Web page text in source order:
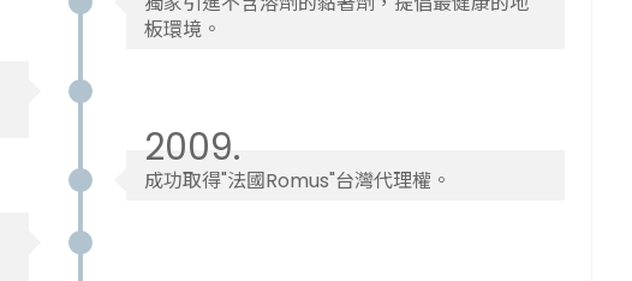
板環境。
2009.
成功取得"法國Romus"台灣代理權。